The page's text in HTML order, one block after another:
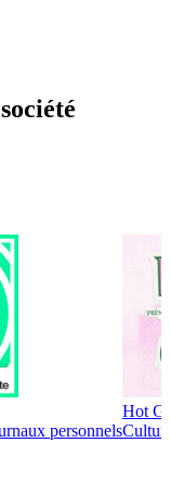
personnels
Hot